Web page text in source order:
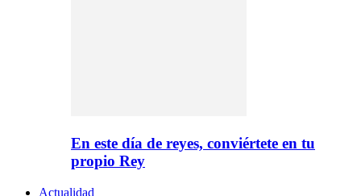
En este día de reyes, conviértete en tu
propio Rey
Actualidad